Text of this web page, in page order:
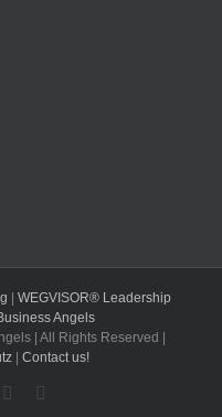
| WEGVISOR® Leadership
Angels
| All Rights Reserved |
| Contact us!
Xing